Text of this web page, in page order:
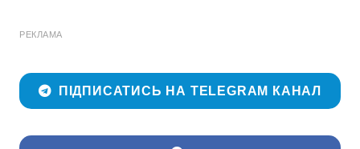
РЕКЛАМА
ПІДПИСАТИСЬ НА TELEGRAM КАНАЛ